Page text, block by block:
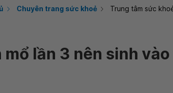
Chuyên trang sức khoẻ Trung tâm sức
mổ lần 3 nên sinh